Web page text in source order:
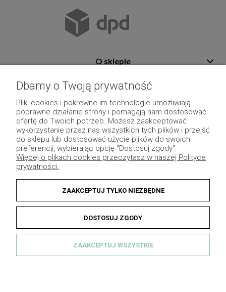
O sklepie
Pomoc
Płatność i dostawa
Moje konto
Pozostałe
Dbamy o Twoją prywatność
Pliki cookies i pokrewne im technologie umożliwiają
poprawne działanie strony i pomagają nam dostosować
ofertę do Twoich potrzeb. Możesz zaakceptować
wykorzystanie przez nas wszystkich tych plików i przejść
do sklepu lub dostosować użycie plików do swoich
preferencji, wybierając opcję "Dostosuj zgody".
Więcej o plikach cookies przeczytasz w naszej Polityce
prywatności.
ZAAKCEPTUJ TYLKO NIEZBĘDNE
DOSTOSUJ ZGODY
ZAAKCEPTUJ WSZYSTKIE